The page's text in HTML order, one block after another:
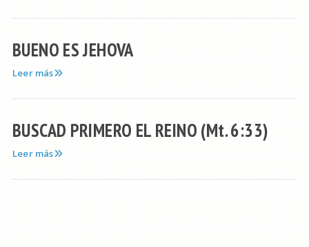
BUENO ES JEHOVA
Leer más
BUSCAD PRIMERO EL REINO (Mt. 6:33)
Leer más